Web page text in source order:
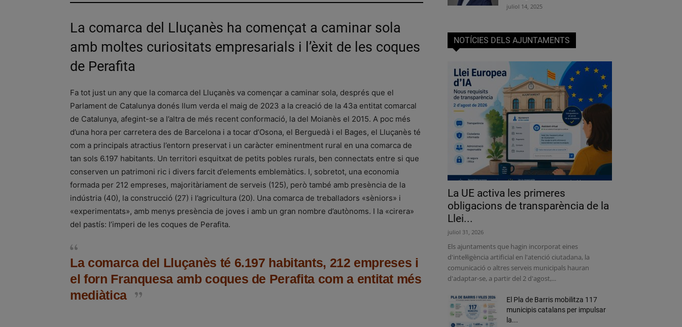
La comarca del Lluçanès ha començat a caminar sola
amb moltes curiositats empresarials i l’èxit de les coques
de Perafita
Fa tot just un any que la comarca del Lluçanès va començar a caminar sola, després que el
Parlament de Catalunya donés llum verda el maig de 2023 a la creació de la 43a entitat comarcal
de Catalunya, afegint-se a l’altra de més recent conformació, la del Moianès el 2015. A poc més
d’una hora per carretera des de Barcelona i a tocar d’Osona, el Berguedà i el Bages, el Lluçanès té
com a principals atractius l’entorn preservat i un caràcter eminentment rural en una comarca de
tan sols 6.197 habitants. Un territori esquitxat de petits pobles rurals, ben connectats entre si que
conserven un patrimoni ric i divers farcit d’elements emblemàtics. I, sobretot, una economia
formada per 212 empreses, majoritàriament de serveis (125), però també amb presència de la
indústria (40), la construcció (27) i l’agricultura (20). Una comarca de treballadors «sèniors» i
«experimentats», amb menys presència de joves i amb un gran nombre d’autònoms. I la «cirera»
del pastís: l’imperi de les coques de Perafita.
La comarca del Lluçanès té 6.197 habitants, 212 empreses i
el forn Franquesa amb coques de Perafita com a entitat més
mediàtica
juliol 14, 2025
NOTÍCIES DELS AJUNTAMENTS
La UE activa les primeres
obligacions de transparència de la
Llei...
juliol 31, 2026
Els ajuntaments que hagin incorporat eines
d'intel·ligència artificial en l'atenció ciutadana, la
comunicació o altres serveis municipals hauran
d'adaptar-se, a partir del 2 d'agost,...
El Pla de Barris mobilitza 117
municipis catalans per impulsar
la...